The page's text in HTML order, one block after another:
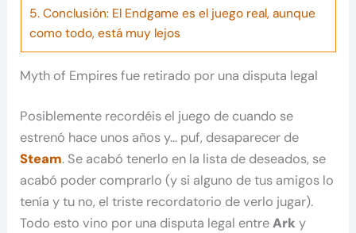
5.Conclusión: El Endgame es el juego real, aunque
como todo, está muy lejos
Myth of Empires fue retirado por una disputa legal
Posiblemente recordéis el juego de cuando se
estrenó hace unos años y… puf, desaparecer de
Steam. Se acabó tenerlo en la lista de deseados, se
acabó poder comprarlo (y si alguno de tus amigos lo
tenía y tu no, el triste recordatorio de verlo jugar).
Todo esto vino por una disputa legal entreArky